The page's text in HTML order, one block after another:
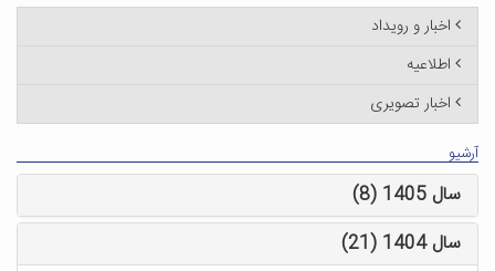
اخبار و رویداد
اطلاعیه
اخبار تصویری
آرشیو
سال 1405 (8)
سال 1404 (21)